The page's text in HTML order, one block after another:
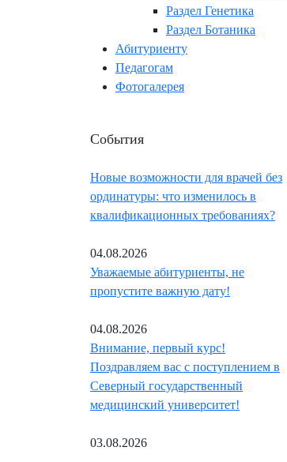
Раздел Генетика
Раздел Ботаника
Абитуриенту
Педагогам
Фотогалерея
События
Новые возможности для врачей без
ординатуры: что изменилось в
квалификационных требованиях?
04.08.2026
Уважаемые абитуриенты, не
пропустите важную дату!
04.08.2026
Внимание, первый курс!
Поздравляем вас с поступлением в
Северный государственный
медицинский университет!
03.08.2026